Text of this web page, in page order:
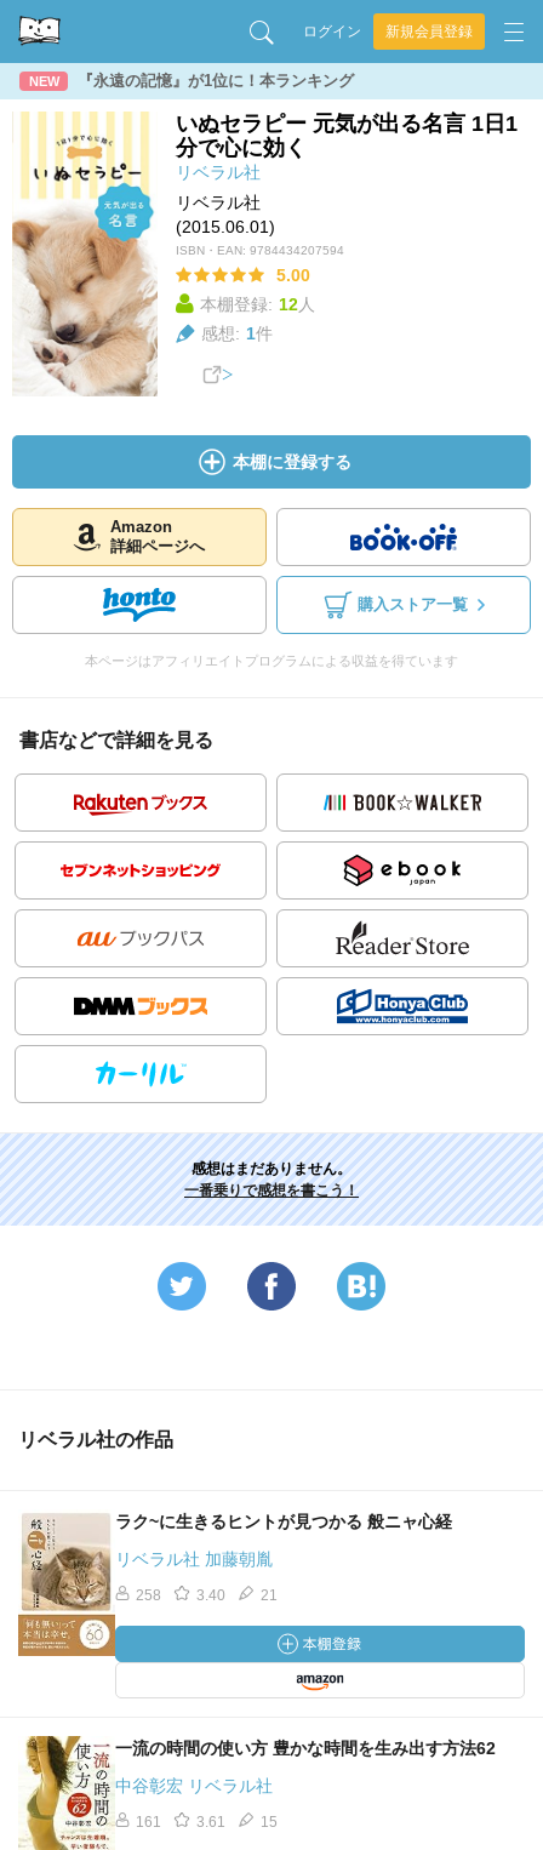
ログイン 新規会員登録
NEW 『永遠の記憶』が1位に！本ランキング
いぬセラピー 元気が出る名言 1日1
分で心に効く
リベラル社
リベラル社
(2015.06.01)
ISBN・EAN: 9784434207594
5.00
本棚登録: 12人
感想: 1件
本棚に登録する
Amazon
詳細ページへ
購入ストア一覧
本ページはアフィリエイトプログラムによる収益を得ています
書店などで詳細を見る
感想はまだありません。
一番乗りで感想を書こう！
リベラル社の作品
ラク~に生きるヒントが見つかる 般ニャ心経
リベラル社 加藤朝胤
258 3.40 21
一流の時間の使い方 豊かな時間を生み出す方法62
中谷彰宏 リベラル社
161 3.61 15